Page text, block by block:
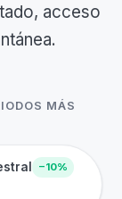
acceso
MÁS
−10%